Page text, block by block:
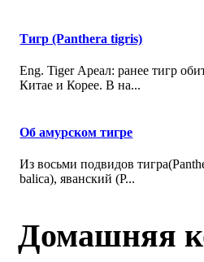
Тигр (Panthera tigris)
Eng. Tiger Ареал: ранее тигр
Китае и Корее. В на...
Об амурском тигре
Из восьми подвидов
balica), яванский (P...
Домашняя